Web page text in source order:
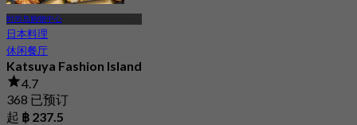
时尚岛购物中心
日本料理
休闲餐厅
Katsuya Fashion Island
4.7
368 已预订
起 ฿ 237.5